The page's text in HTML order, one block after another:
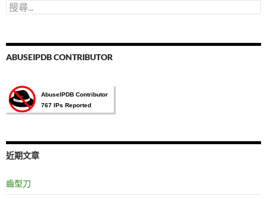
搜
尋
字:
ABUSEIPDB CONTRIBUTOR
近期文章
齒型刀